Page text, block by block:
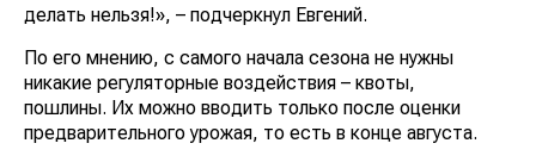
делать нельзя!», – подчеркнул Евгений.
По его мнению, с самого начала сезона не нужны
никакие регуляторные воздействия – квоты,
пошлины. Их можно вводить только после оценки
предварительного урожая, то есть в конце августа.